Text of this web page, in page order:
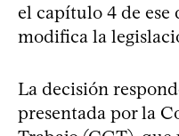
el capítulo 4 de ese
modifica la
La decisión
presentada por la